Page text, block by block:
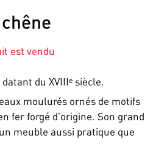
est vendu
du XVIIIᵉ siècle.
moulurés ornés de motifs
fer forgé d’origine. Son grand
meuble aussi pratique que